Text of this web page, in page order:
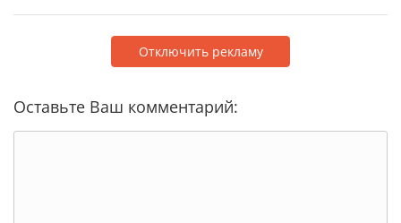
Отключить рекламу
Оставьте Ваш комментарий: